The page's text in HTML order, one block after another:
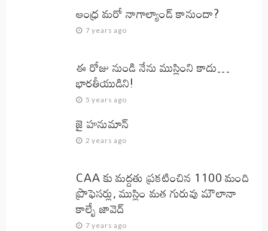
ఆంధ్ర మరో నాగాల్యాండ్ కానుందా?
7 years ago
ఈ రోజు నుండి నేను ముస్లింని కాదు…
భారతీయుడిని!
5 years ago
జై హనుమాన్‌
2 years ago
CAA కు మద్దతు ప్రకటించిన 1100 మంది
ప్రొఫెసర్లు, ముస్లిం మత గురువు మౌలానా
కాల్బే జావెద్‌
7 years ago